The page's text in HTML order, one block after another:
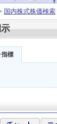
国内株式株価検索
指標